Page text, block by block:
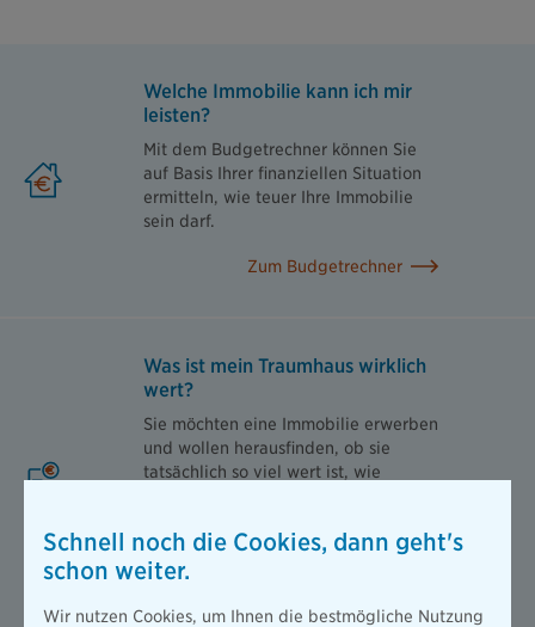
Welche Immobilie kann ich mir
leisten?
Mit dem Budgetrechner können Sie
auf Basis Ihrer finanziellen Situation
ermitteln, wie teuer Ihre Immobilie
sein darf.
Zum Budgetrechner
Was ist mein Traumhaus wirklich
wert?
Sie möchten eine Immobilie erwerben
und wollen herausfinden, ob sie
tatsächlich so viel wert ist, wie
eine realistische Einschätzung.
Schnell noch die Cookies, dann geht's
schon weiter.
Wir nutzen Cookies, um Ihnen die bestmögliche Nutzung